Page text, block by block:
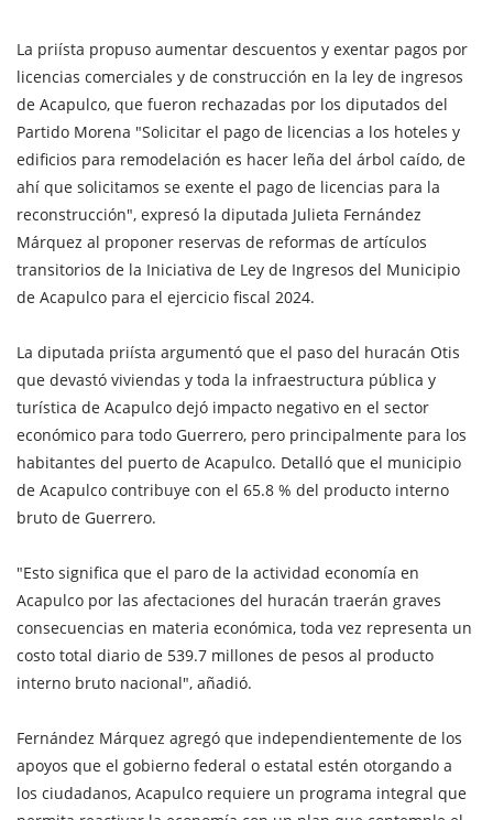
La priísta propuso aumentar descuentos y exentar pagos por
licencias comerciales y de construcción en la ley de ingresos
de Acapulco, que fueron rechazadas por los diputados del
Partido Morena "Solicitar el pago de licencias a los hoteles y
edificios para remodelación es hacer leña del árbol caído, de
ahí que solicitamos se exente el pago de licencias para la
reconstrucción", expresó la diputada Julieta Fernández
Márquez al proponer reservas de reformas de artículos
transitorios de la Iniciativa de Ley de Ingresos del Municipio
de Acapulco para el ejercicio fiscal 2024.
La diputada priísta argumentó que el paso del huracán Otis
que devastó viviendas y toda la infraestructura pública y
turística de Acapulco dejó impacto negativo en el sector
económico para todo Guerrero, pero principalmente para los
habitantes del puerto de Acapulco. Detalló que el municipio
de Acapulco contribuye con el 65.8 % del producto interno
bruto de Guerrero.
"Esto significa que el paro de la actividad economía en
Acapulco por las afectaciones del huracán traerán graves
consecuencias en materia económica, toda vez representa un
costo total diario de 539.7 millones de pesos al producto
interno bruto nacional", añadió.
Fernández Márquez agregó que independientemente de los
apoyos que el gobierno federal o estatal estén otorgando a
los ciudadanos, Acapulco requiere un programa integral que